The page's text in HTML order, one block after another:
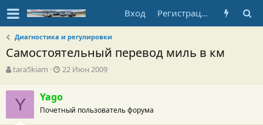
Вход Регистрация
Диагностика и регулировки
Самостоятельный перевод миль в км
А
т
о
т
tara5kiam
Д
а
н
22 Июн 2009
Y Yago
Почетный пользователь форума